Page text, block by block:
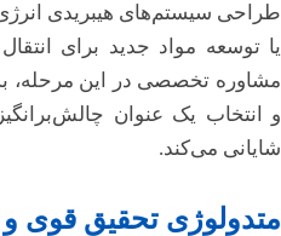
طراحی سیستم‌های هیبریدی
یا توسعه مواد جدید برای
مشاوره تخصصی در این
و انتخاب یک عنوان
شایانی می‌کند.
متدولوژی تحقیق قوی